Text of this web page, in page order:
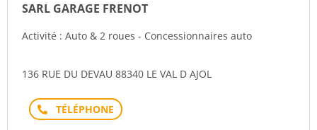
SARL GARAGE FRENOT
Activité : Auto & 2 roues - Concessionnaires auto
136 RUE DU DEVAU 88340 LE VAL D AJOL
Téléphone